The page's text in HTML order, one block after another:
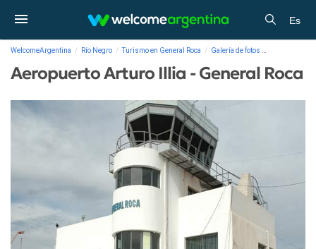
Es
WelcomeArgentina Río Negro Turismo en General Roca Galería de fotos
Aeropuerto Arturo Illia - General Roca